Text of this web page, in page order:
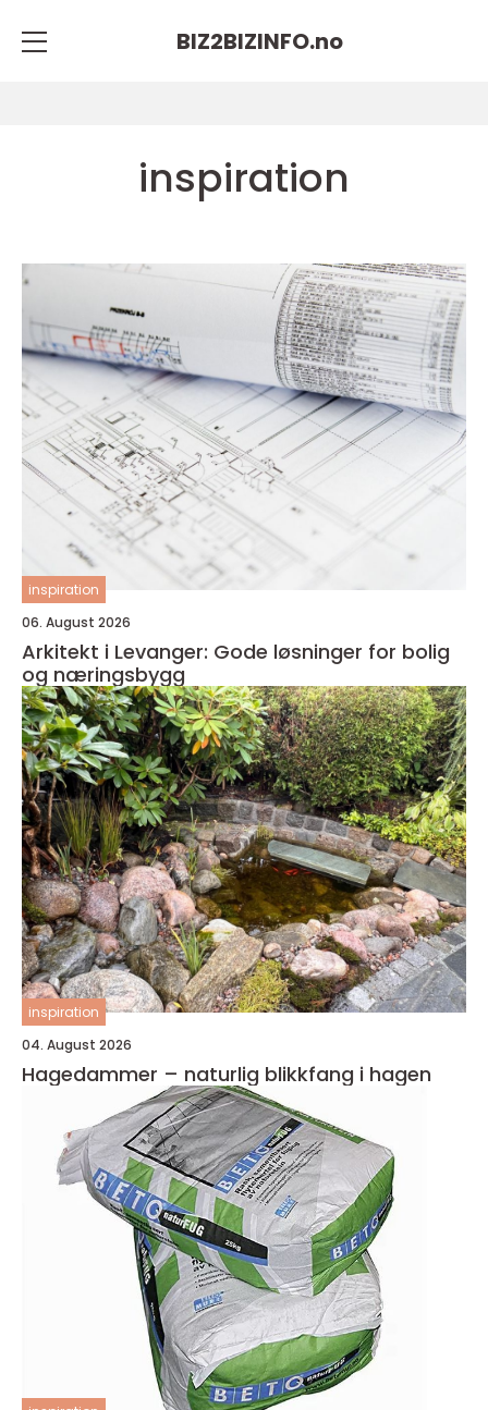
BIZ2BIZINFO.no
inspiration
inspiration
06. August 2026
Arkitekt i Levanger: Gode løsninger for bolig
og næringsbygg
inspiration
04. August 2026
Hagedammer – naturlig blikkfang i hagen